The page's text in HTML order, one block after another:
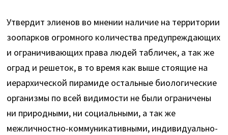
Утвердит элиенов во мнении наличие на территории
зоопарков огромного количества предупреждающих
и ограничивающих права людей табличек, а так же
оград и решеток, в то время как выше стоящие на
иерархической пирамиде остальные биологические
организмы по всей видимости не были ограничены
ни природными, ни социальными, а так же
межличностно-коммуникативными, индивидуально-